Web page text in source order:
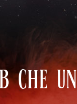
CHE